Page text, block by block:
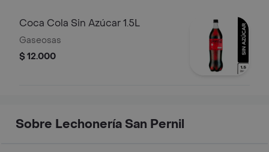
Coca Cola Sin Azúcar 1.5L
Gaseosas
$ 12.000
Sobre Lechonería San Pernil